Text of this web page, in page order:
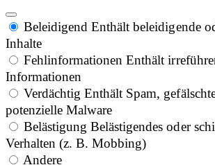
Beleidigend Enthält beleidigende
Inhalte
Fehlinformationen Enthält
Informationen
Verdächtig Enthält Spam,
potenzielle Malware
Belästigung Belästigendes oder
Verhalten (z. B. Mobbing)
Andere